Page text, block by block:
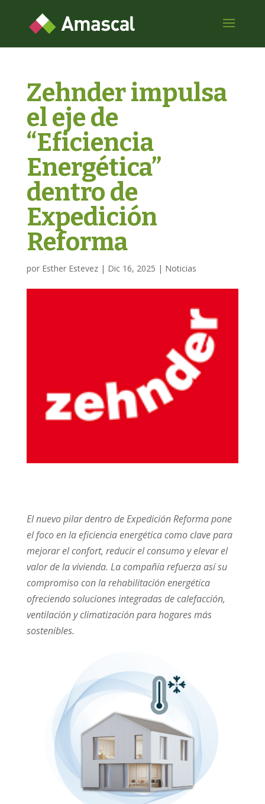
Zehnder impulsa
el eje de
“Eficiencia
Energética”
dentro de
Expedición
Reforma
por Esther Estevez| Dic 16, 2025 | Noticias
El nuevo pilar dentro de Expedición Reforma pone
el foco en la eficiencia energética como clave para
mejorar el confort, reducir el consumo y elevar el
valor de la vivienda. La compañía refuerza así su
compromiso con la rehabilitación energética
ofreciendosoluciones integradas de calefacción,
ventilación y climatización para hogares más
sostenibles.